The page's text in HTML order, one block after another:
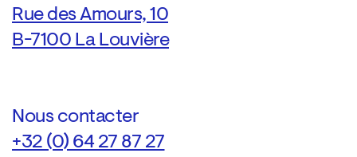
Rue des Amours, 10
B-7100 La Louvière
Nous contacter
+32 (0) 64 27 87 27